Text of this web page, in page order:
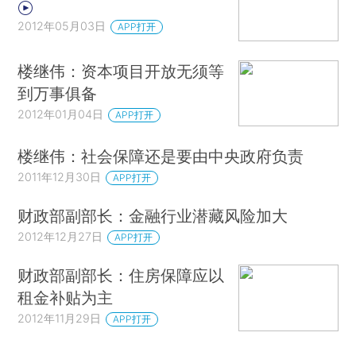
2012年05月03日 APP打开
楼继伟：资本项目开放无须等
到万事俱备
2012年01月04日 APP打开
楼继伟：社会保障还是要由中央政府负责
2011年12月30日 APP打开
财政部副部长：金融行业潜藏风险加大
2012年12月27日 APP打开
财政部副部长：住房保障应以
租金补贴为主
2012年11月29日 APP打开